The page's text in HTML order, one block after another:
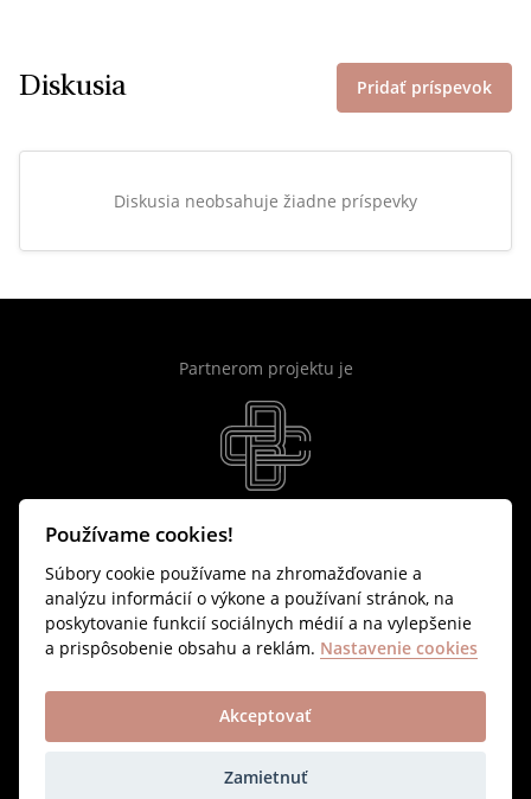
Diskusia Pridať príspevok
Diskusia neobsahuje žiadne príspevky
Partnerom projektu je
Filozofia projektu
Podmienky používania portálu ulpianus.sk
RSS
2014 (c) Ulpianus.sk - všetky práva vyhradené
súhlasom majiteľa.
Používame cookies!
Súbory cookie používame na zhromažďovanie a
analýzu informácií o výkone a používaní stránok, na
poskytovanie funkcií sociálnych médií a na vylepšenie
a prispôsobenie obsahu a reklám. Nastavenie cookies
Akceptovať
Zamietnuť